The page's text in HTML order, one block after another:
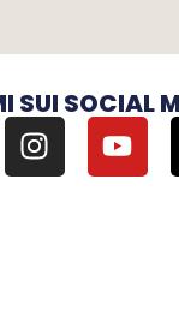
SUI SOCIAL